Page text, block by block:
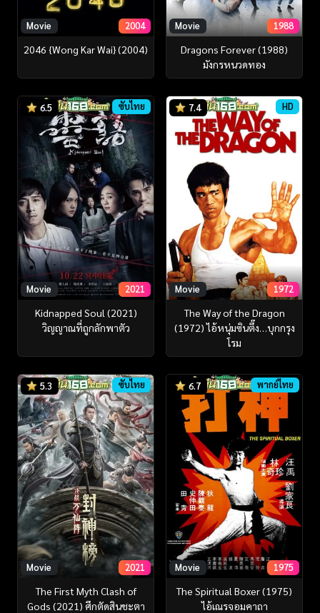
Movie 2004
2046 {Wong Kar Wai} (2004)
Movie 1988
Dragons Forever (1988)
มังกรหนวดทอง
6.5 ซับไทย
Movie 2021
Kidnapped Soul (2021)
วิญญาณที่ถูกลักพาตัว
7.4 HD
Movie 1972
The Way of the Dragon
(1972) ไอ้หนุ่มซินตึ๊ง…บุกกรุง
โรม
5.3 ซับไทย
Movie 2021
The First Myth Clash of
Gods (2021) ศึกตัดสินชะตา
6.7 พากย์ไทย
Movie 1975
The Spiritual Boxer (1975)
ไอ้เณรจอมคาถา